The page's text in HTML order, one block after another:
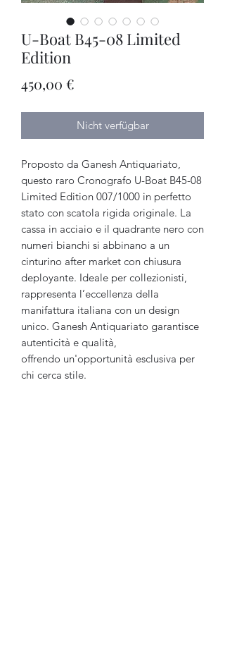
U-Boat B45-08 Limited
Edition
450,00 €
Nicht verfügbar
Proposto da Ganesh Antiquariato,
questo raro Cronografo U-Boat B45-08
Limited Edition 007/1000 in perfetto
stato con scatola rigida originale. La
cassa in acciaio e il quadrante nero con
numeri bianchi si abbinano a un
cinturino after market con chiusura
deployante. Ideale per collezionisti,
rappresenta l’eccellenza della
manifattura italiana con un design
unico. Ganesh Antiquariato garantisce
autenticità e qualità,
offrendo un'opportunità esclusiva per
chi cerca stile.